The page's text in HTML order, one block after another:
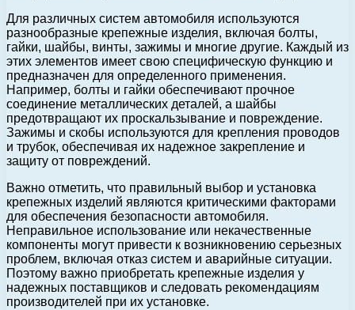
Для различных систем автомобиля используются
разнообразные крепежные изделия, включая болты,
гайки, шайбы, винты, зажимы и многие другие. Каждый из
этих элементов имеет свою специфическую функцию и
предназначен для определенного применения.
Например, болты и гайки обеспечивают прочное
соединение металлических деталей, а шайбы
предотвращают их проскальзывание и повреждение.
Зажимы и скобы используются для крепления проводов
и трубок, обеспечивая их надежное закрепление и
защиту от повреждений.
Важно отметить, что правильный выбор и установка
крепежных изделий являются критическими факторами
для обеспечения безопасности автомобиля.
Неправильное использование или некачественные
компоненты могут привести к возникновению серьезных
проблем, включая отказ систем и аварийные ситуации.
Поэтому важно приобретать крепежные изделия у
надежных поставщиков и следовать рекомендациям
производителей при их установке.